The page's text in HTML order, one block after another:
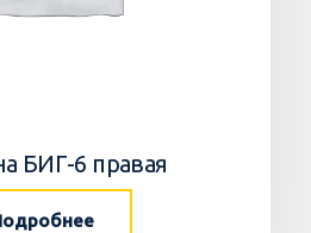
БИГ-6 правая